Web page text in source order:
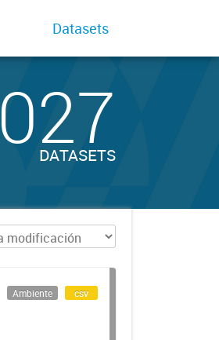
Datasets
027
DATASETS
Ambiente csv